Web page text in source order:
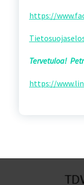
https://
Tervetuloa!
https://